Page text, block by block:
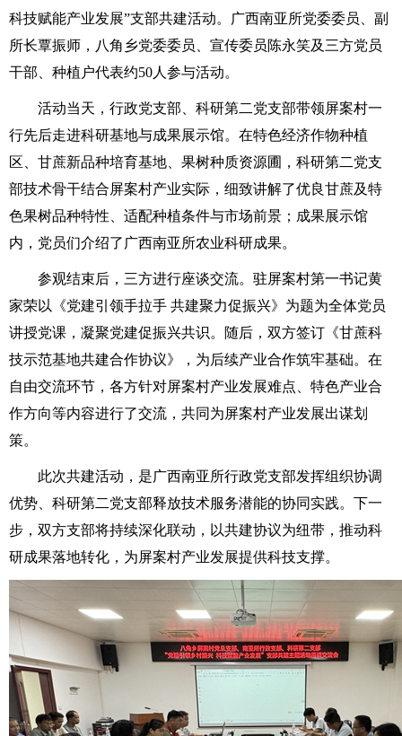
科技赋能产业发展”支部共建活动。广西南亚所党委委员、副
所长覃振师，八角乡党委委员、宣传委员陈永笑及三方党员
干部、种植户代表约50人参与活动。
活动当天，行政党支部、科研第二党支部带领屏案村一
行先后走进科研基地与成果展示馆。在特色经济作物种植
区、甘蔗新品种培育基地、果树种质资源圃，科研第二党支
部技术骨干结合屏案村产业实际，细致讲解了优良甘蔗及特
色果树品种特性、适配种植条件与市场前景；成果展示馆
内，党员们介绍了广西南亚所农业科研成果。
参观结束后，三方进行座谈交流。驻屏案村第一书记黄
家荣以《党建引领手拉手 共建聚力促振兴》为题为全体党员
讲授党课，凝聚党建促振兴共识。随后，双方签订《甘蔗科
技示范基地共建合作协议》，为后续产业合作筑牢基础。在
自由交流环节，各方针对屏案村产业发展难点、特色产业合
作方向等内容进行了交流，共同为屏案村产业发展出谋划
策。
此次共建活动，是广西南亚所行政党支部发挥组织协调
优势、科研第二党支部释放技术服务潜能的协同实践。下一
步，双方支部将持续深化联动，以共建协议为纽带，推动科
研成果落地转化，为屏案村产业发展提供科技支撑。